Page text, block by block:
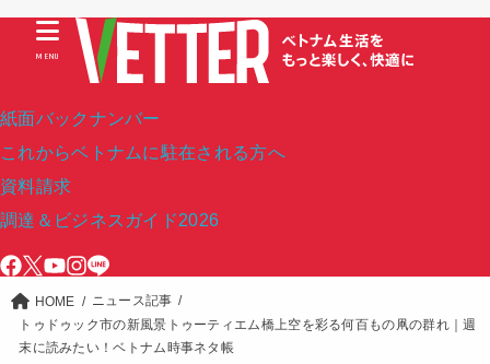
紙面バックナンバー
これからベトナムに駐在される方へ
資料請求
調達＆ビジネスガイド2026
MENU
HOME
ニュース記事
トゥドゥック市の新風景トゥーティエム橋上空を彩る何百もの凧の群れ｜週
末に読みたい！ベトナム時事ネタ帳